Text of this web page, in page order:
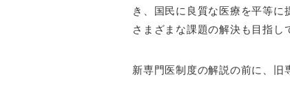
き、国民に良質な医療を平等
さまざまな課題の解決も目指し
新専門医制度の解説の前に、旧